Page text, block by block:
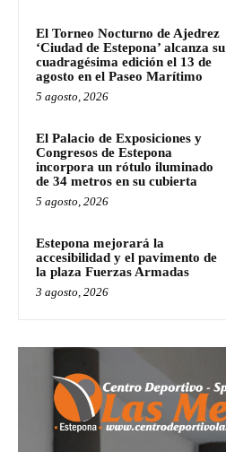
El Torneo Nocturno de Ajedrez
‘Ciudad de Estepona’ alcanza su
cuadragésima edición el 13 de
agosto en el Paseo Marítimo
5 agosto, 2026
El Palacio de Exposiciones y
Congresos de Estepona
incorpora un rótulo iluminado
de 34 metros en su cubierta
5 agosto, 2026
Estepona mejorará la
accesibilidad y el pavimento de
la plaza Fuerzas Armadas
3 agosto, 2026